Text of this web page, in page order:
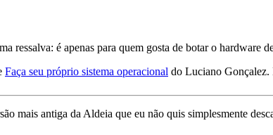
ressalva: é apenas para quem gosta de botar o hardware
Faça seu próprio sistema operacional do Luciano
mais antiga da Aldeia que eu não quis simplesmente